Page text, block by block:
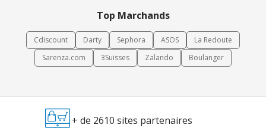
Top Marchands
Cdiscount Darty Sephora ASOS
La Redoute
Sarenza.com
3Suisses Zalando Boulanger
+ de 2610 sites partenaires